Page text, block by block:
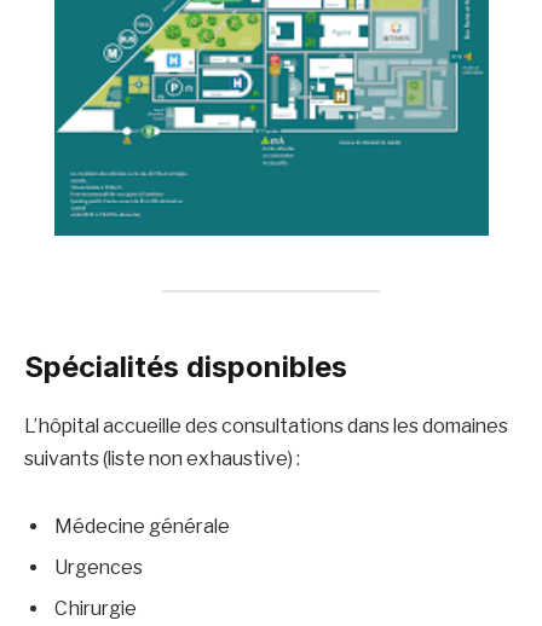
Spécialités disponibles
L’hôpital accueille des consultations dans les domaines
suivants (liste non exhaustive) :
Médecine générale
Urgences
Chirurgie